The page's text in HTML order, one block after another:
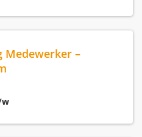
Medewerker –
w